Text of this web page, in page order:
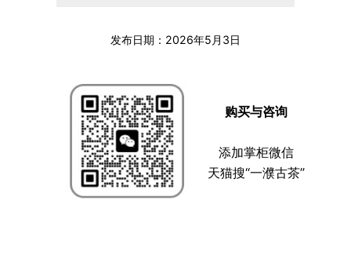
发布日期： 2026年5月3日
购买与咨询
添加掌柜微信
天猫搜“一濮古茶”